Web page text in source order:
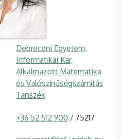
Debreceni Egyetem,
Informatikai Kar,
Alkalmazott Matematika
és Valószínűségszámítás
Tanszék
+36 52 512 900 / 75217